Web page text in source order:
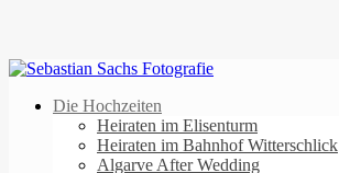
Die Hochzeiten
Heiraten im Elisenturm
Heiraten im Bahnhof Witterschlick
Algarve After Wedding